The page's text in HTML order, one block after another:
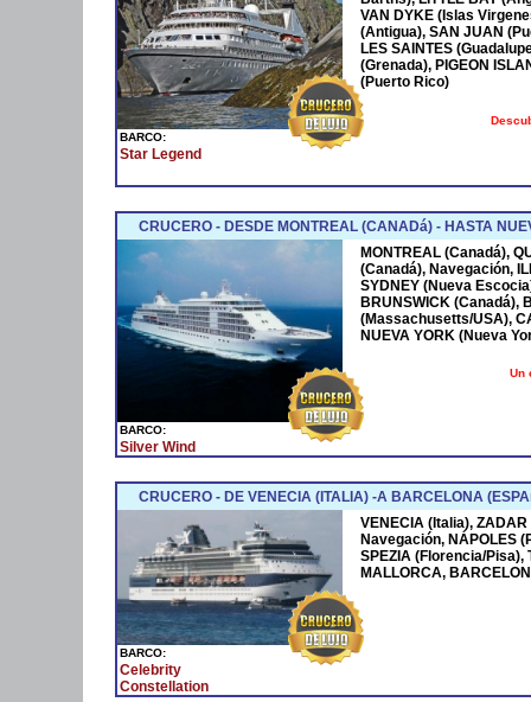
BARCO:
Star Legend
VAN DYKE (Islas
(Antigua), SAN JUAN
LES SAINTES
(Grenada), PIGEON
(Puerto Rico)
CRUCERO - DESDE MONTREAL (CANADá) - HASTA
BARCO:
Silver Wind
MONTREAL (Canadá),
(Canadá), Navegación,
SYDNEY (Nueva
BRUNSWICK (Canadá),
(Massachusetts/USA),
NUEVA YORK (Nueva
Un
CRUCERO - DE VENECIA (ITALIA) -A BARCELONA
BARCO:
Celebrity
Constellation
VENECIA (Italia),
Navegación, NÁPOLES
SPEZIA (Florencia/Pisa),
MALLORCA,